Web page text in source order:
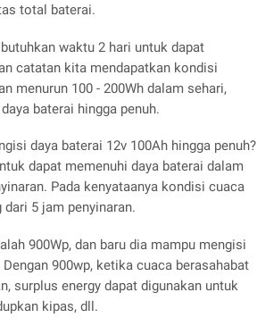
total baterai.
waktu 2 hari untuk dapat
catatan kita mendapatkan kondisi
menurun 100 - 200Wh dalam sehari,
baterai hingga penuh.
daya baterai 12v 100Ah hingga penuh?
dapat memenuhi daya baterai dalam
Pada kenyataanya kondisi cuaca
5 jam penyinaran.
900Wp, dan baru dia mampu mengisi
900wp, ketika cuaca berasahabat
surplus energy dapat digunakan untuk
kipas, dll.